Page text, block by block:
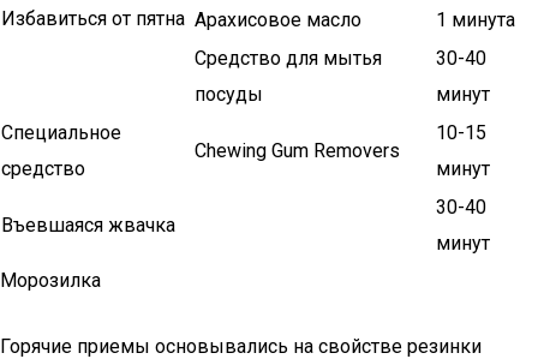
Избавиться от пятна Арахисовое масло
1 минута
Средство для мытья
посуды
30-40
минут
Специальное
средство
Chewing Gum Removers
10-15
минут
Въевшаяся жвачка
30-40
минут
Морозилка
Горячие приемы основывались на свойстве резинки